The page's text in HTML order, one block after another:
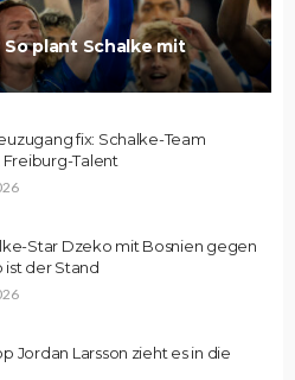
plant Schalke mit
fix: Schalke-Team
Talent
Star Dzeko mit Bosnien gegen
ist der Stand
Jordan Larsson zieht es in die